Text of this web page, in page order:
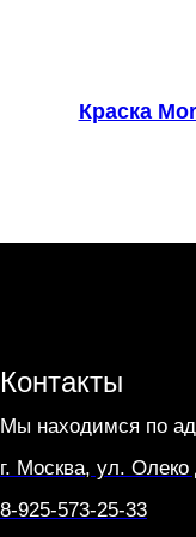
Краска
Контакты
Мы находимся по
г. Москва, ул.
8-925-573-25-33